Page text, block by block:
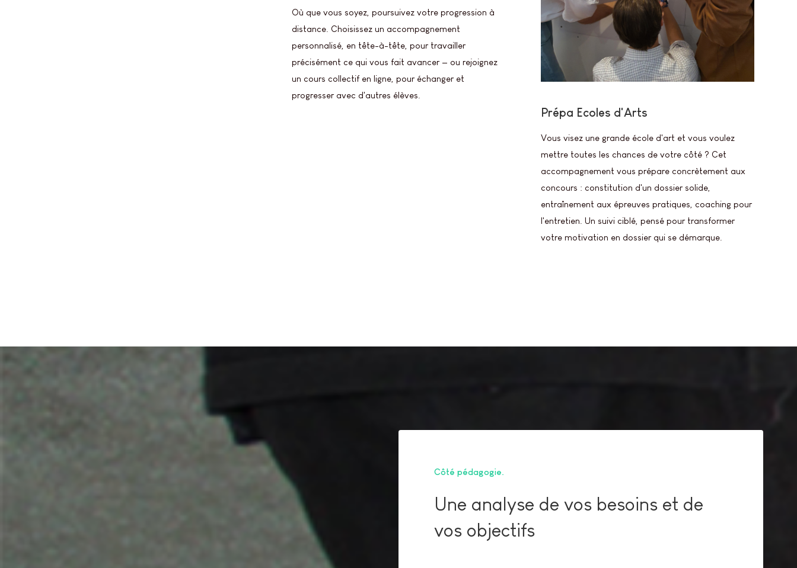
Où que vous soyez, poursuivez votre progression à
distance. Choisissez un accompagnement
personnalisé, en tête-à-tête, pour travailler
précisément ce qui vous fait avancer — ou rejoignez
un cours collectif en ligne, pour échanger et
progresser avec d'autres élèves.
Prépa Ecoles d'Arts
Vous visez une grande école d'art et vous voulez
mettre toutes les chances de votre côté ? Cet
accompagnement vous prépare concrètement aux
concours : constitution d'un dossier solide,
entraînement aux épreuves pratiques, coaching pour
l'entretien. Un suivi ciblé, pensé pour transformer
votre motivation en dossier qui se démarque.
Côté pédagogie
Une analyse de vos besoins et de
vos objectifs